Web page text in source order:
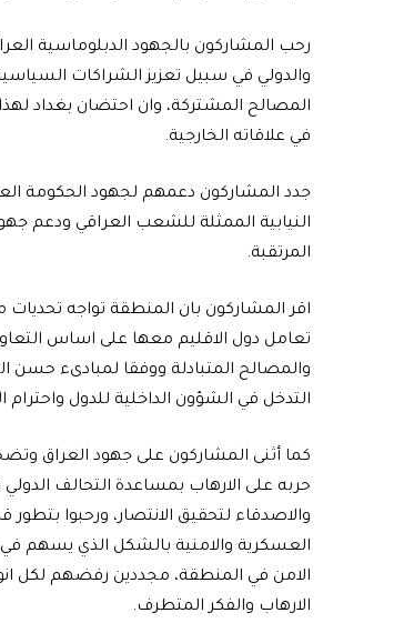
رحب المشاركون بالجهود الدبلوماسية
والدولي في سبيل تعزيز الشراكات
المصالح المشتركة، وان احتضان بغداد
في علاقاته الخارجية.
جدد المشاركون دعمهم لجهود الحكومة
النيابية الممثلة للشعب العراقي ودعم
المرتقبة.
اقر المشاركون بان المنطقة تواجه
تعامل دول الاقليم معها على اساس
والمصالح المتبادلة ووفقا لمبادىء حسن
التدخل في الشؤون الداخلية للدول واحترام
كما أثنى المشاركون على جهود العراق
حربه على الارهاب بمساعدة التحالف الدولي
والاصدقاء لتحقيق الانتصار، ورحبوا بتطور
العسكرية والامنية بالشكل الذي يسهم
الامن في المنطقة، مجددين رفضهم لكل
الارهاب والفكر المتطرف.